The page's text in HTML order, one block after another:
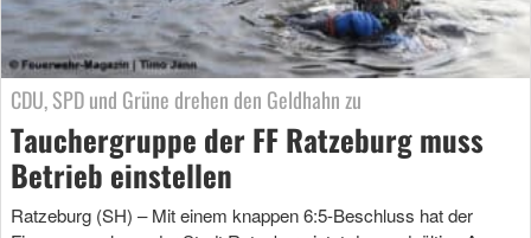
CDU, SPD und Grüne drehen den Geldhahn zu
Tauchergruppe der FF Ratzeburg muss
Betrieb einstellen
Ratzeburg (SH) – Mit einem knappen 6:5-Beschluss hat der